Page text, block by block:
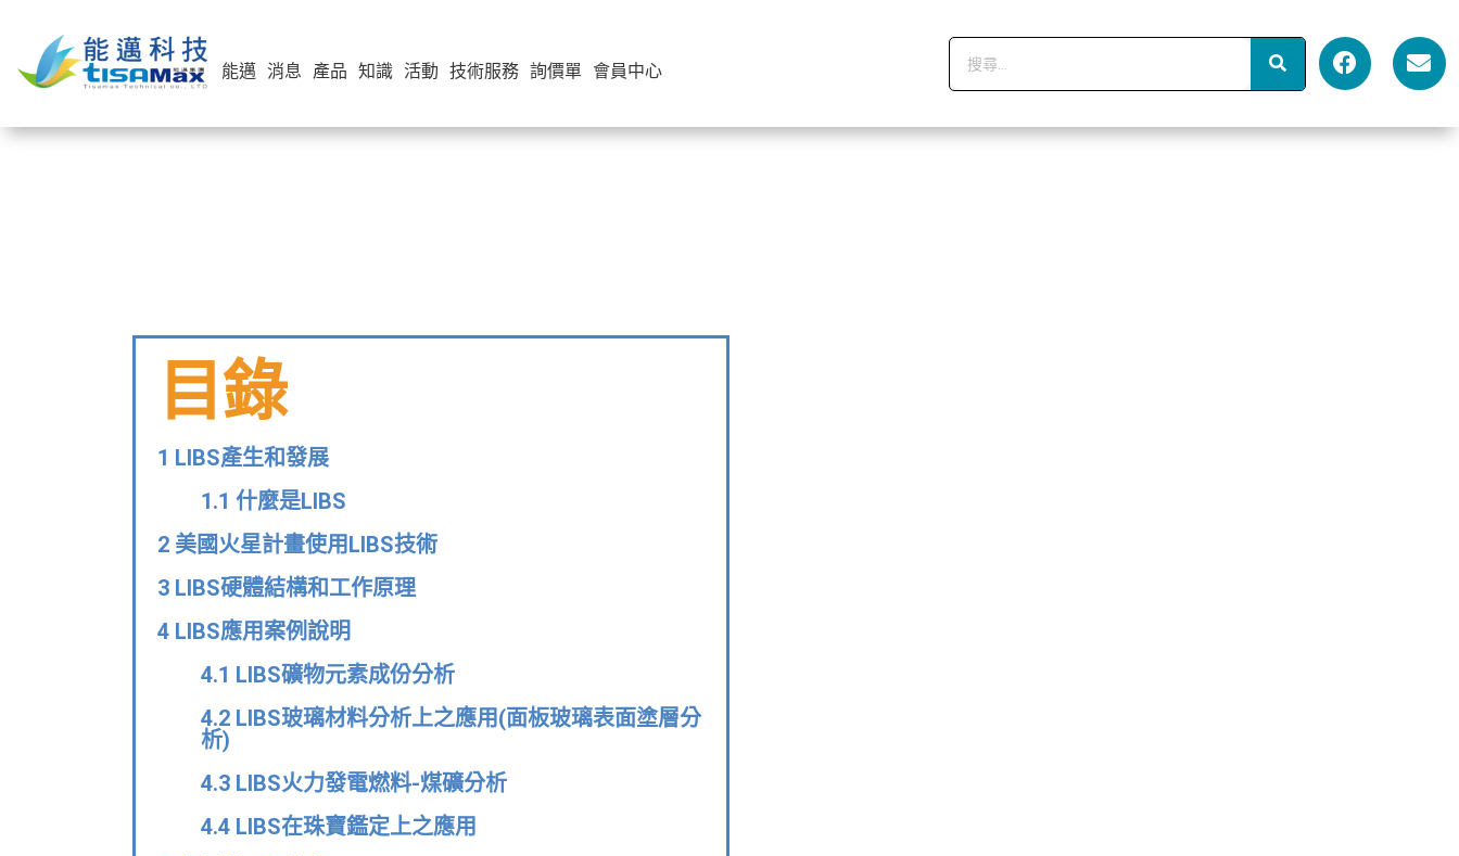
能邁 消息 產品 知識 活動 技術服務 詢價單 會員中心
目錄
1 LIBS產生和發展
1.1 什麼是LIBS
2 美國火星計畫使用LIBS技術
3 LIBS硬體結構和工作原理
4 LIBS應用案例說明
4.1 LIBS礦物元素成份分析
4.2 LIBS玻璃材料分析上之應用(面板玻璃表面塗層分
析)
4.3 LIBS火力發電燃料-煤礦分析
4.4 LIBS在珠寶鑑定上之應用